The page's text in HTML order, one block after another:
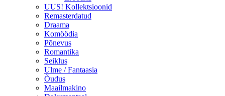
UUS! Kollektsioonid
Remasterdatud
Draama
Komöödia
Põnevus
Romantika
Seiklus
Ulme / Fantaasia
Õudus
Maailmakino